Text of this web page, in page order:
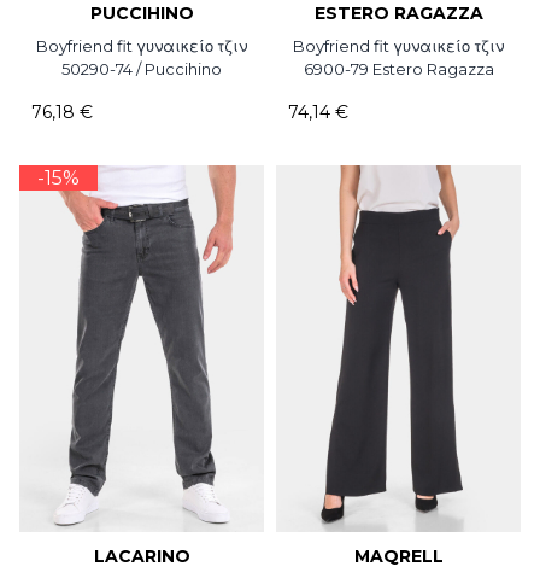
PUCCIHINO
Boyfriend fit γυναικείο τζιν
50290-74 / Puccihino
76,18 €
ESTERO RAGAZZA
Boyfriend fit γυναικείο τζιν
6900-79 Estero Ragazza
74,14 €
-15%
LACARINO MAQRELL